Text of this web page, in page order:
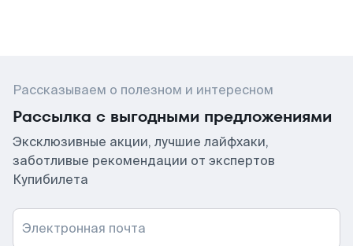
Рассказываем о полезном и интересном
Рассылка с выгодными предложениями
Эксклюзивные акции, лучшие лайфхаки,
заботливые рекомендации от экспертов
Купибилета
Электронная почта